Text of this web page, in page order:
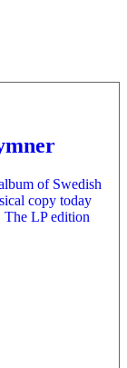
of Swedish
copy today
The LP edition